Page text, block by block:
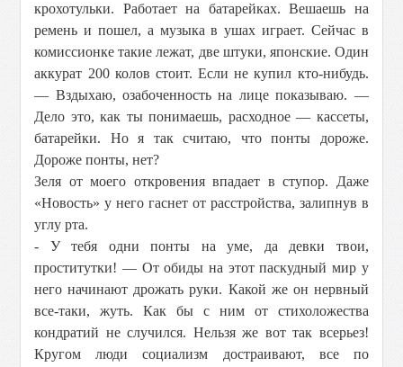
крохотульки. Работает на батарейках. Вешаешь на
ремень и пошел, а музыка в ушах играет. Сейчас в
комиссионке такие лежат, две штуки, японские. Один
аккурат 200 колов стоит. Если не купил кто-нибудь.
— Вздыхаю, озабоченность на лице показываю. —
Дело это, как ты понимаешь, расходное — кассеты,
батарейки. Но я так считаю, что понты дороже.
Дороже понты, нет?
Зеля от моего откровения впадает в ступор. Даже
«Новость» у него гаснет от расстройства, залипнув в
углу рта.
- У тебя одни понты на уме, да девки твои,
проститутки! — От обиды на этот паскудный мир у
него начинают дрожать руки. Какой же он нервный
все-таки, жуть. Как бы с ним от стихоложества
кондратий не случился. Нельзя же вот так всерьез!
Кругом люди социализм достраивают, все по